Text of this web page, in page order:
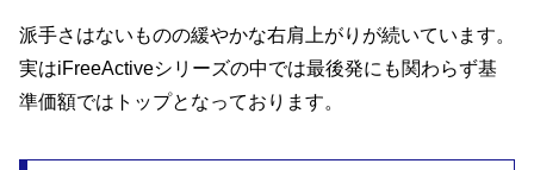
派手さはないものの緩やかな右肩上がりが続いています。
実はiFreeActiveシリーズの中では最後発にも関わらず基
準価額ではトップとなっております。